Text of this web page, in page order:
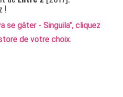
!
se gâter - Singuila", cliquez
de votre choix.